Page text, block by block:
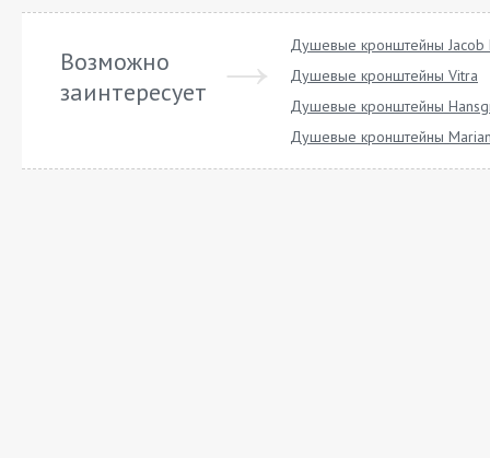
Возможно
заинтересует
Душевые кронштейны Jacob
Душевые кронштейны Vitra
Душевые кронштейны
Душевые кронштейны